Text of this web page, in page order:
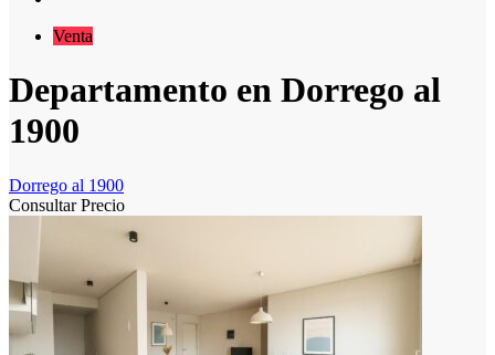
Venta
Departamento en Dorrego al
1900
Dorrego al 1900
Consultar Precio